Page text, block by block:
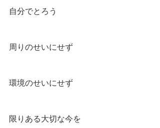
自分でとろう
周りのせいにせず
環境のせいにせず
限りある大切な今を